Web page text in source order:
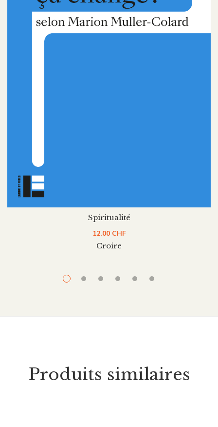
Croire
Spiritualité
12.00 CHF
Produits similaires